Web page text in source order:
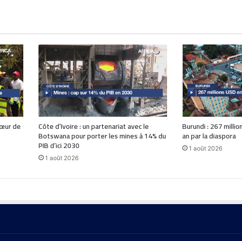
de Côte d’Ivoire : un partenariat avec le
Botswana pour porter les mines à 14% du
PIB d’ici 2030
1 août 2026
Burundi : 267
an par la diaspora
1 août 2026